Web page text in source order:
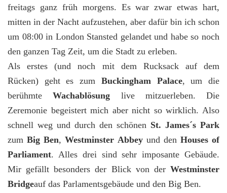
freitags ganz früh morgens. Es war zwar etwas hart,
mitten in der Nacht aufzustehen, aber dafür bin ich schon
um 08:00 in London Stansted gelandet und habe so noch
den ganzen Tag Zeit, um die Stadt zu erleben.
Als erstes (und noch mit dem Rucksack auf dem
Rücken) geht es zum Buckingham Palace, um die
berühmteWachablösung live mitzuerleben. Die
Zeremonie begeistert mich aber nicht so wirklich. Also
schnell weg und durch den schönen St. James´s Park
zumBig Ben,Westminster Abbeyund den Houses of
Parliament. Alles drei sind sehr imposante Gebäude.
Mir gefällt besonders der Blick von der Westminster
Bridgeauf das Parlamentsgebäude und den Big Ben.